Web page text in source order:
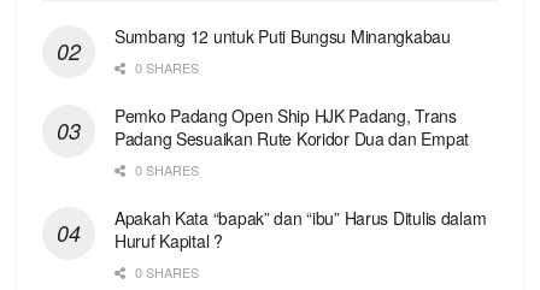
Sumbang 12 untuk Puti Bungsu Minangkabau
0 SHARES
Pemko Padang Open Ship HJK Padang, Trans
Padang Sesuaikan Rute Koridor Dua dan Empat
0 SHARES
Apakah Kata “bapak” dan “ibu” Harus Ditulis dalam
Huruf Kapital ?
0 SHARES